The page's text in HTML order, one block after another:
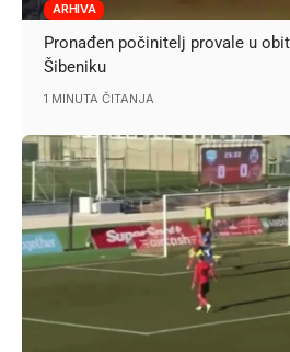
ARHIVA
Pronađen počinitelj provale u
Šibeniku
1 MINUTA ČITANJA